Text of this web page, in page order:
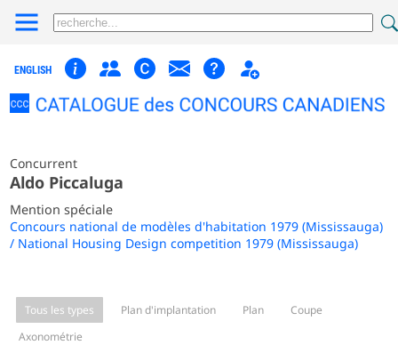
ENGLISH
Concurrent
Aldo Piccaluga
Mention spéciale
Concours national de modèles d'habitation 1979 (Mississauga)
/ National Housing Design competition 1979 (Mississauga)
Tous les types Plan d'implantation Plan
Coupe
Axonométrie